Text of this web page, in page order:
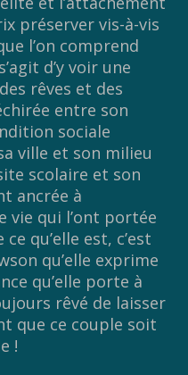
préserver vis-à-vis
l’on comprend
d’y voir une
rêves et des
entre son
sociale
ville et son milieu
scolaire et son
ancrée à
vie qui l’ont portée
qu’elle est, c’est
qu’elle exprime
qu’elle porte à
rêvé de laisser
que ce couple soit
!